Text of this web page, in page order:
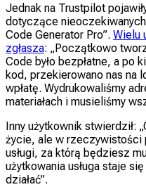
Jednak na Trustpilot
dotyczące
Code Generator Pro”. Wielu
zgłasza: „Początkowo
Code było bezpłatne, a po
kod, przekierowano nas na
wpłatę. Wydrukowaliśmy
materiałach i musieliśmy
Inny użytkownik stwierdził:
życie, ale w rzeczywistości
usługi, za którą będziesz
użytkowania usługa staje
działać”.